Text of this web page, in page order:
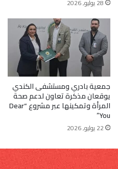
28 يوليو, 2026
جمعية بادري ومستشفى الكندي
يوقعان مذكرة تعاون لدعم صحة
المرأة وتمكينها عبر مشروع “Dear
You”
22 يوليو, 2026